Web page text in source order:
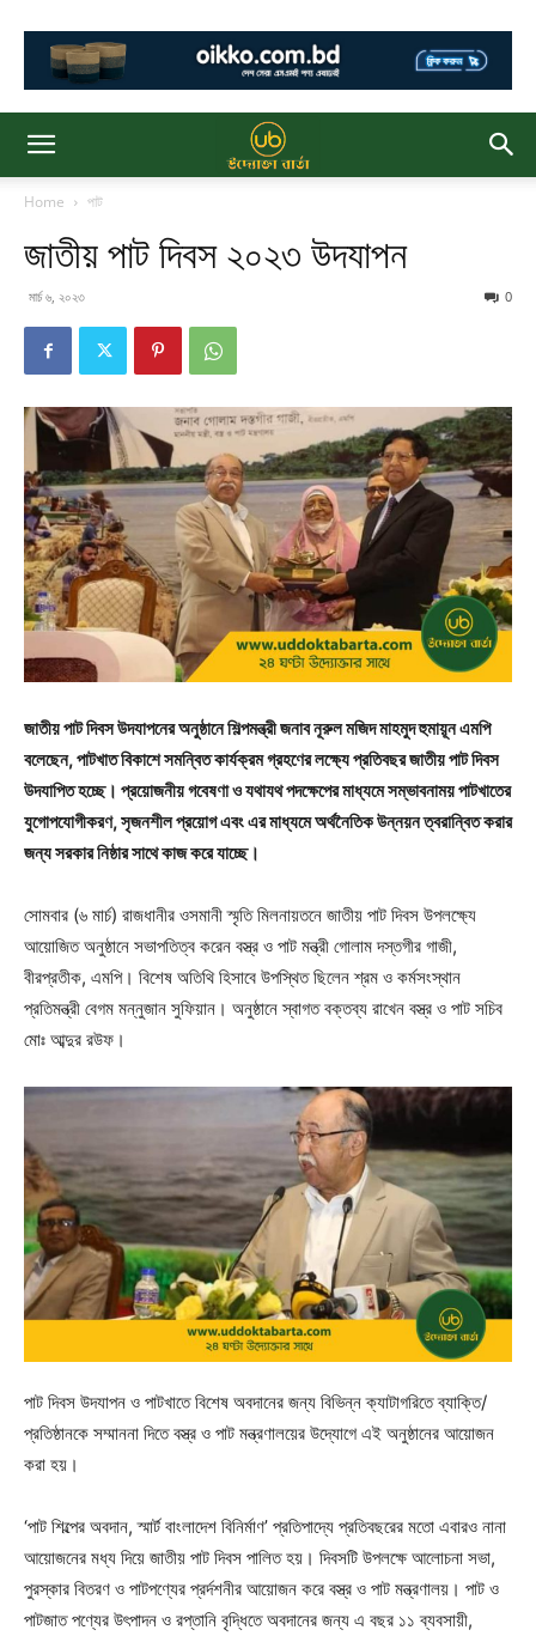
Home পাট
জাতীয় পাট দিবস ২০২৩ উদযাপন
মার্চ ৬, ২০২৩ 0
জাতীয় পাট দিবস উদযাপনের অনুষ্ঠানে শিল্পমন্ত্রী জনাব নূরুল মজিদ মাহমুদ হুমায়ূন এমপি
বলেছেন, পাটখাত বিকাশে সমন্বিত কার্যক্রম গ্রহণের লক্ষ্যে প্রতিবছর জাতীয় পাট দিবস
উদযাপিত হচ্ছে। প্রয়োজনীয় গবেষণা ও যথাযথ পদক্ষেপের মাধ্যমে সম্ভাবনাময় পাটখাতের
যুগোপযোগীকরণ, সৃজনশীল প্রয়োগ এবং এর মাধ্যমে অর্থনৈতিক উন্নয়ন ত্বরান্বিত করার
জন্য সরকার নিষ্ঠার সাথে কাজ করে যাচ্ছে।
সোমবার (৬ মার্চ) রাজধানীর ওসমানী স্মৃতি মিলনায়তনে জাতীয় পাট দিবস উপলক্ষ্যে
আয়োজিত অনুষ্ঠানে সভাপতিত্ব করেন বস্ত্র ও পাট মন্ত্রী গোলাম দস্তগীর গাজী,
বীরপ্রতীক, এমপি। বিশেষ অতিথি হিসাবে উপস্থিত ছিলেন শ্রম ও কর্মসংস্থান
প্রতিমন্ত্রী বেগম মন্নুজান সুফিয়ান। অনুষ্ঠানে স্বাগত বক্তব্য রাখেন বস্ত্র ও পাট সচিব
মোঃ আব্দুর রউফ।
পাট দিবস উদযাপন ও পাটখাতে বিশেষ অবদানের জন্য বিভিন্ন ক্যাটাগরিতে ব্যাক্তি/
প্রতিষ্ঠানকে সম্মাননা দিতে বস্ত্র ও পাট মন্ত্রণালয়ের উদ্যোগে এই অনুষ্ঠানের আয়োজন
করা হয়।
‘পাট শিল্পের অবদান, স্মার্ট বাংলাদেশ বিনির্মাণ’ প্রতিপাদ্যে প্রতিবছরের মতো এবারও নানা
আয়োজনের মধ্য দিয়ে জাতীয় পাট দিবস পালিত হয়। দিবসটি উপলক্ষে আলোচনা সভা,
পুরস্কার বিতরণ ও পাটপণ্যের প্রর্দশনীর আয়োজন করে বস্ত্র ও পাট মন্ত্রণালয়। পাট ও
পাটজাত পণ্যের উৎপাদন ও রপ্তানি বৃদ্ধিতে অবদানের জন্য এ বছর ১১ ব্যবসায়ী,